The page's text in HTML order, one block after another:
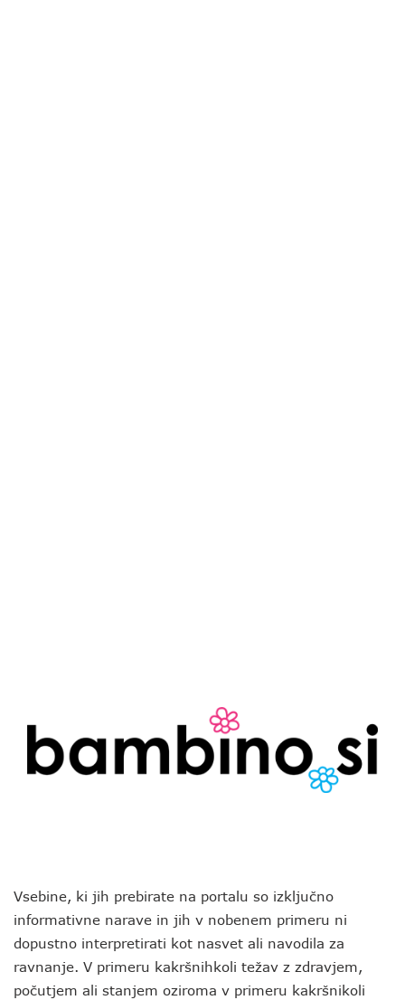
Vsebine, ki jih prebirate na portalu so izključno
informativne narave in jih v nobenem primeru ni
dopustno interpretirati kot nasvet ali navodila za
ravnanje. V primeru kakršnihkoli težav z zdravjem,
počutjem ali stanjem oziroma v primeru kakršnikoli